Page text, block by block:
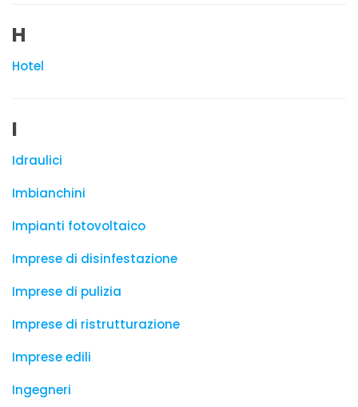
H
Hotel
I
Idraulici
Imbianchini
Impianti fotovoltaico
Imprese di disinfestazione
Imprese di pulizia
Imprese di ristrutturazione
Imprese edili
Ingegneri